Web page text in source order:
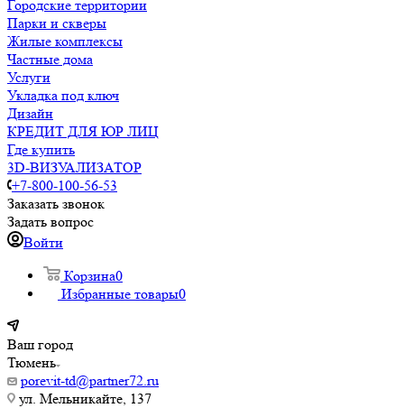
Городские территории
Парки и скверы
Жилые комплексы
Частные дома
Услуги
Укладка под ключ
Дизайн
КРЕДИТ ДЛЯ ЮР ЛИЦ
Где купить
3D-ВИЗУАЛИЗАТОР
+7-800-100-56-53
Заказать звонок
Задать вопрос
Войти
Корзина0
Избранные товары0
Ваш город
Тюмень
porevit-td@partner72.ru
ул. Мельникайте, 137